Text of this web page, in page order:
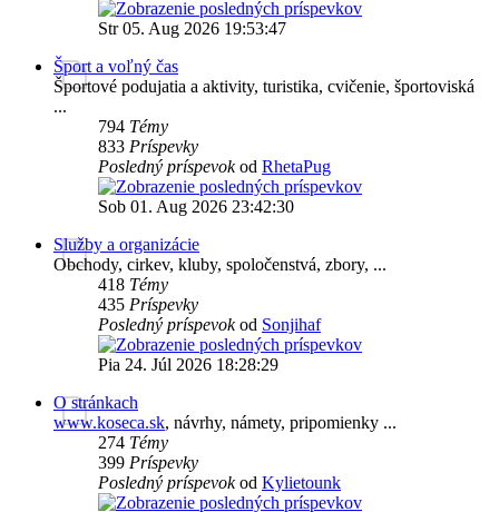
Str 05. Aug 2026 19:53:47
Šport a voľný čas
Športové podujatia a aktivity, turistika, cvičenie, športoviská
...
794 Témy
833 Príspevky
Posledný príspevokod RhetaPug
Sob 01. Aug 2026 23:42:30
Služby a organizácie
Obchody, cirkev, kluby, spoločenstvá, zbory, ...
418 Témy
435 Príspevky
Posledný príspevokod Sonjihaf
Pia 24. Júl 2026 18:28:29
O stránkach
www.koseca.sk, návrhy, námety, pripomienky ...
274 Témy
399 Príspevky
Posledný príspevokod Kylietounk